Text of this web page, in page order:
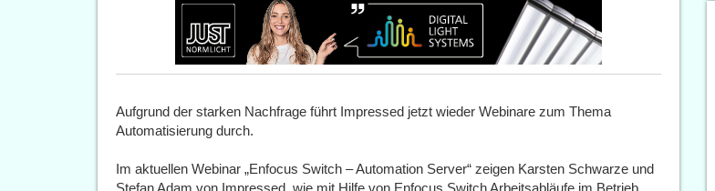
Aufgrund der starken Nachfrage führt Impressed jetzt wieder Webinare zum Thema
Automatisierung durch.
Im aktuellen Webinar „Enfocus Switch – Automation Server“ zeigen Karsten Schwarze und
Stefan Adam von Impressed, wie mit Hilfe von Enfocus Switch Arbeitsabläufe im Betrieb